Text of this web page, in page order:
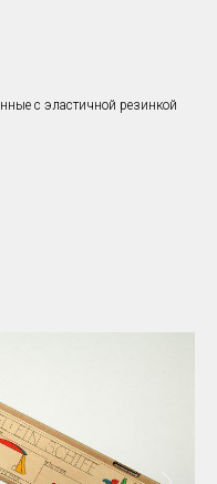
с эластичной резинкой